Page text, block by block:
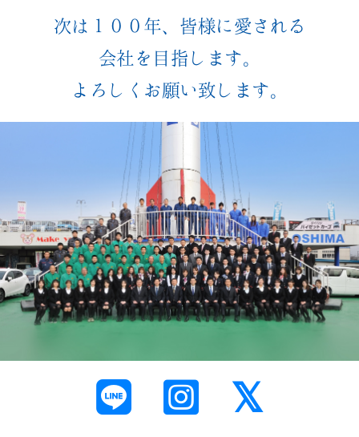
次は１００年、皆様に愛される
会社を目指します。
よろしくお願い致します。